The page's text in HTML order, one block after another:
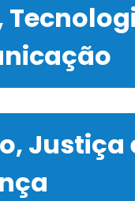
Justiça